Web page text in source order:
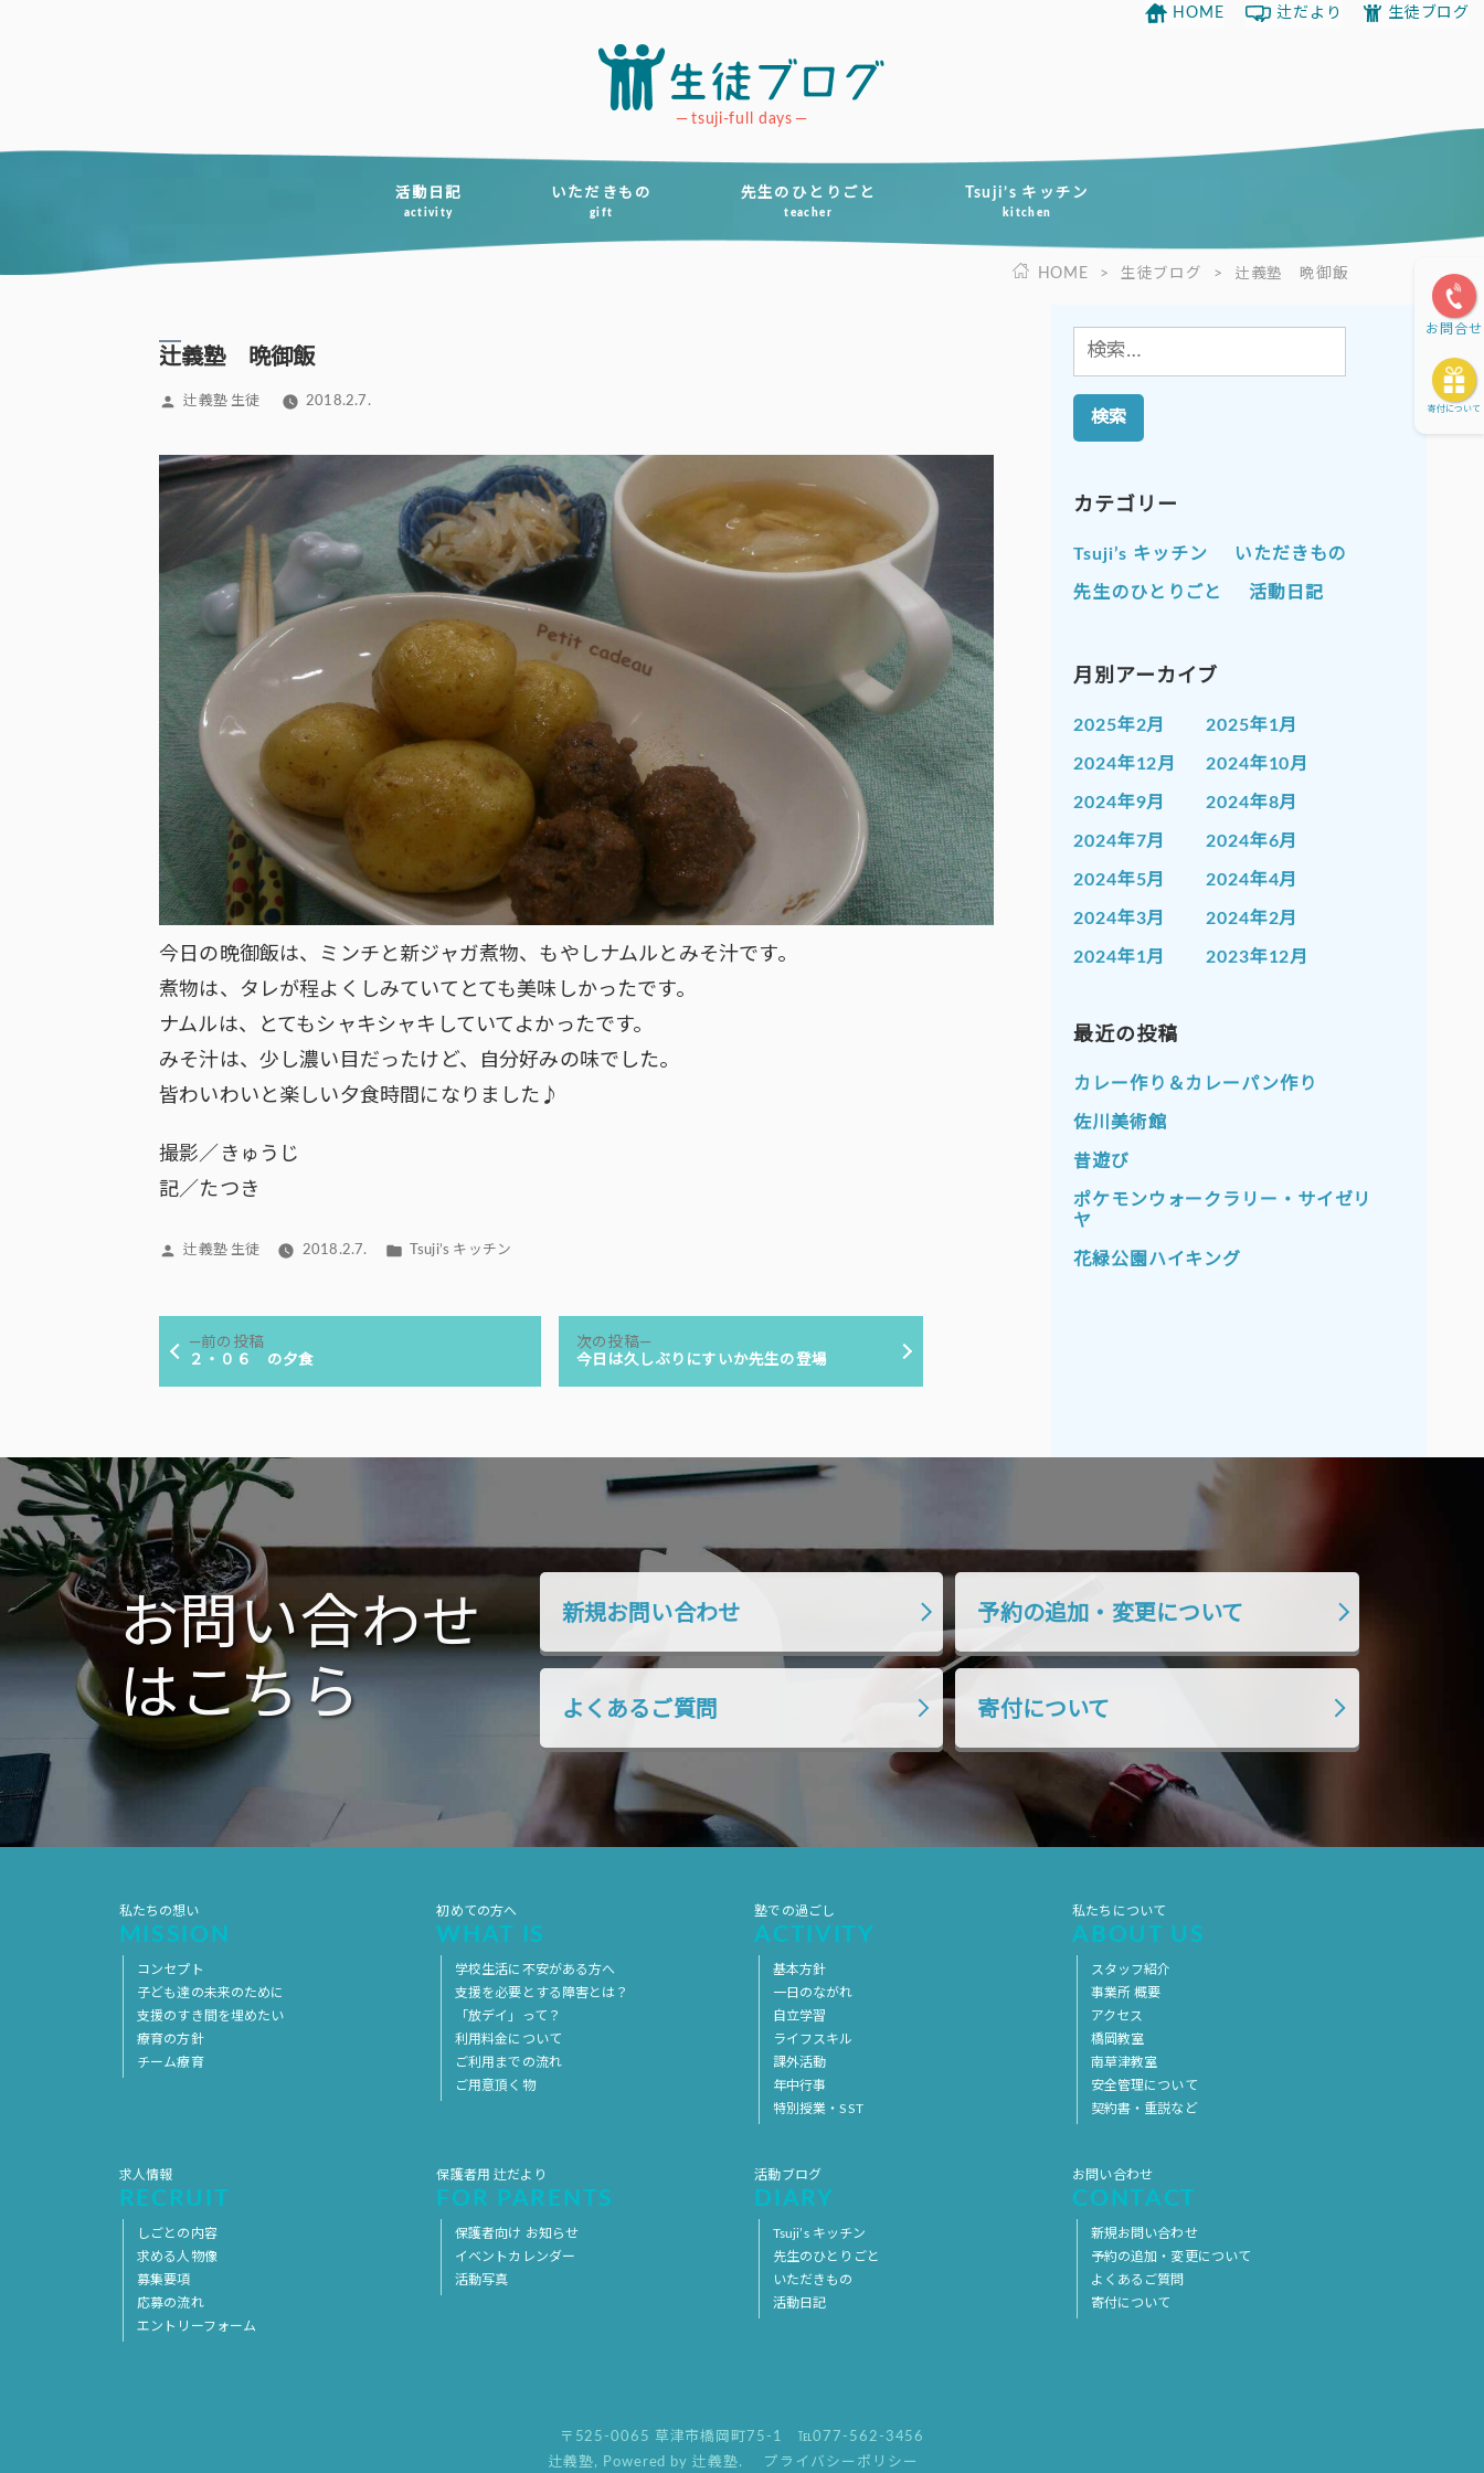
ツ
tsuji-full days
活動日記
activity
いただきもの
gift
先生のひとりごと
teacher
Tsuji’s キッチン
kitchen
HOME 辻だより 生徒ブログ
お問合せ
寄付について
HOME > 生徒ブログ > 辻義塾 晩御飯
辻義塾 晩御飯
投
辻義塾 生徒 2018.2.7.
今日の晩御飯は、ミンチと新ジャガ煮物、もやしナムルとみそ汁です。
煮物は、タレが程よくしみていてとても美味しかったです。
ナムルは、とてもシャキシャキしていてよかったです。
みそ汁は、少し濃い目だったけど、自分好みの味でした。
皆わいわいと楽しい夕食時間になりました♪
撮影／きゅうじ
記／たつき
投
辻義塾 生徒 2018.2.7.
カTsuji’s キッチン
ゲ
ー
シ
ョ
ン
前の投稿前
の
２・０６ の夕食
次の投稿
次
の
今日は久しぶりにすいか先生の登場
検
索:
カテゴリー
Tsuji’s キッチン いただきもの
先生のひとりごと 活動日記
月別アーカイブ
2025年2月 2025年1月
2024年12月 2024年10月
2024年9月 2024年8月
2024年7月 2024年6月
2024年5月 2024年4月
2024年3月 2024年2月
2024年1月 2023年12月
2023年9月
2023年7月 2023年6月
2023年5月
2023年3月
2023年1月 2022年12月
2022年11月
2022年9月 2022年8月
2021年11月 2021年10月
2021年8月
2021年5月 2021年4月
2021年3月 2021年2月
2021年1月 2020年12月
2020年7月 2020年6月
2020年5月 2020年4月
2020年3月 2020年2月
2019年11月
2019年9月
2019年7月
2019年5月
2019年3月
2019年1月
2018年9月
2018年7月
2018年5月
2018年3月
最近の投稿
カレー作り＆カレーパン作り
佐川美術館
昔遊び
ポケモンウォークラリー・サイゼリ
ヤ
花緑公園ハイキング
お問い合わせ
はこちら
新規お問い合わせ 予約の追加・変更について
よくあるご質問 寄付について
私たちの想い
MISSION
コンセプト
子ども達の未来のために
支援のすき間を埋めたい
療育の方針
チーム療育
初めての方へ
WHAT IS
学校生活に不安がある方へ
支援を必要とする障害とは？
「放デイ」って？
利用料金について
ご利用までの流れ
ご用意頂く物
塾での過ごし
ACTIVITY
基本方針
一日のながれ
自立学習
ライフスキル
課外活動
年中行事
特別授業・SST
私たちについて
ABOUT US
スタッフ紹介
事業所 概要
アクセス
橋岡教室
南草津教室
安全管理について
契約書・重説など
求人情報
RECRUIT
しごとの内容
求める人物像
募集要項
応募の流れ
エントリーフォーム
保護者用 辻だより
FOR PARENTS
保護者向け お知らせ
イベントカレンダー
活動写真
活動ブログ
DIARY
Tsuji’s キッチン
先生のひとりごと
いただきもの
活動日記
お問い合わせ
CONTACT
新規お問い合わせ
予約の追加・変更について
よくあるご質問
寄付について
〒525-0065 草津市橋岡町75-1 ℡077-562-3456
辻義塾, Powered by 辻義塾. プライバシーポリシー